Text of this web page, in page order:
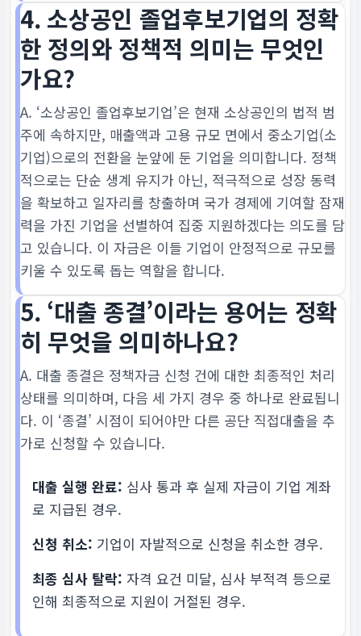
4. 소상공인 졸업후보기업의 정확
한 정의와 정책적 의미는 무엇인
가요?
A. ‘소상공인 졸업후보기업’은 현재 소상공인의 법적 범
주에 속하지만, 매출액과 고용 규모 면에서 중소기업(소
기업)으로의 전환을 눈앞에 둔 기업을 의미합니다. 정책
적으로는 단순 생계 유지가 아닌, 적극적으로 성장 동력
을 확보하고 일자리를 창출하며 국가 경제에 기여할 잠재
력을 가진 기업을 선별하여 집중 지원하겠다는 의도를 담
고 있습니다. 이 자금은 이들 기업이 안정적으로 규모를
키울 수 있도록 돕는 역할을 합니다.
5. ‘대출 종결’이라는 용어는 정확
히 무엇을 의미하나요?
A. 대출 종결은 정책자금 신청 건에 대한 최종적인 처리
상태를 의미하며, 다음 세 가지 경우 중 하나로 완료됩니
다. 이 ‘종결’ 시점이 되어야만 다른 공단 직접대출을 추
가로 신청할 수 있습니다.
대출 실행 완료: 심사 통과 후 실제 자금이 기업 계좌
로 지급된 경우.
신청 취소: 기업이 자발적으로 신청을 취소한 경우.
최종 심사 탈락: 자격 요건 미달, 심사 부적격 등으로
인해 최종적으로 지원이 거절된 경우.